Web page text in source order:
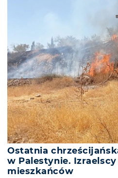
Ostatnia
w Palestynie.
mieszkańców